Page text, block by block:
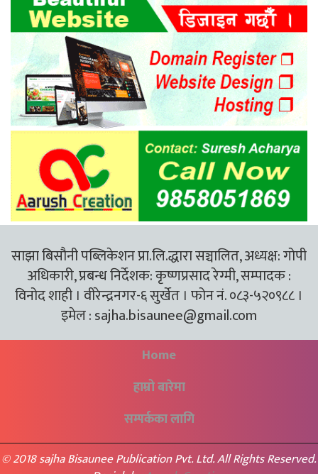
साझा बिसौनी पब्लिकेशन प्रा.लि.द्धारा सञ्चालित, अध्यक्ष: गोपी
अधिकारी, प्रबन्ध निर्देशक: कृष्णप्रसाद रेग्मी, सम्पादक :
विनोद शाही । वीरेन्द्रनगर-६ सुर्खेत । फोन नं. ०८३-५२०९८८ ।
इमेल :sajha.bisaunee@gmail.com
Home
हाम्रो बारेमा
सम्पर्कका लागि
© 2018 sajha Bisaunee Publication Pvt. Ltd. All Rights Reserved.